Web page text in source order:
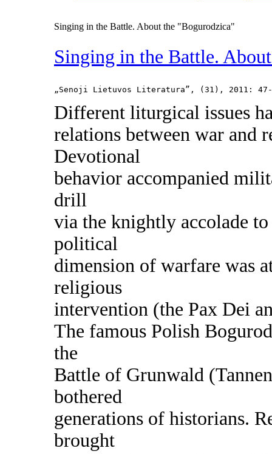
Singing in the Battle. About the "Bogurodzica"
Singing in the Battle.
„Senoji Lietuvos Literatura”, (31), 2011:
Different liturgical issues
relations between war and
Devotional
behavior accompanied
drill
via the knightly accolade
political
dimension of warfare was
religious
intervention (the Pax Dei
The famous Polish
the
Battle of Grunwald
bothered
generations of historians.
brought